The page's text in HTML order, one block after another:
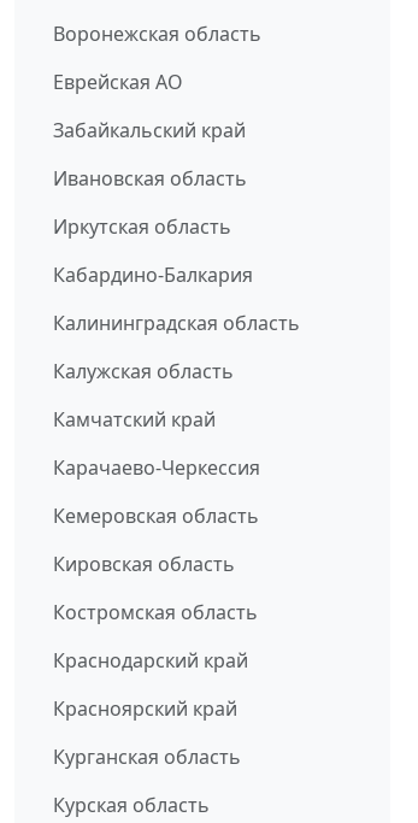
Воронежская область
Еврейская АО
Забайкальский край
Ивановская область
Иркутская область
Кабардино-Балкария
Калининградская область
Калужская область
Камчатский край
Карачаево-Черкессия
Кемеровская область
Кировская область
Костромская область
Краснодарский край
Красноярский край
Курганская область
Курская область